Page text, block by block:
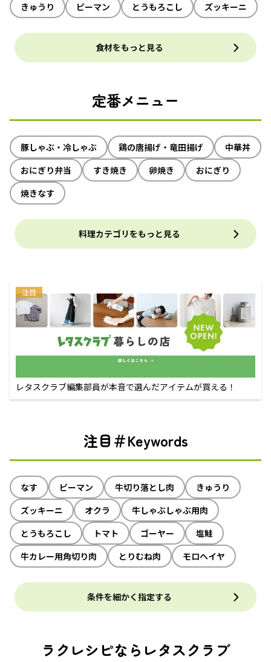
きゅうり
ピーマン とうもろこし ズッキーニ
食材をもっと見る
定番メニュー
豚しゃぶ・冷しゃぶ 鶏の唐揚げ・竜田揚げ
中華丼
おにぎり弁当
すき焼き 卵焼き
おにぎり
焼きなす
料理カテゴリをもっと見る
注目
レタスクラブ編集部員が本音で選んだアイテムが買える！
注目＃Keywords
なす ピーマン 牛切り落とし肉
きゅうり
ズッキーニ
オクラ
牛しゃぶしゃぶ用肉
とうもろこし
トマト ゴーヤー
塩鮭
牛カレー用角切り肉
とりむね肉 モロヘイヤ
条件を細かく指定する
ラクレシピならレタスクラブ